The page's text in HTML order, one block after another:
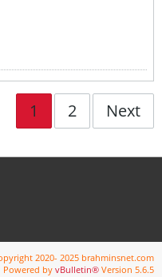
1 2 Next
2020- 2025 brahminsnet.com
Powered by vBulletin® Version 5.6.5